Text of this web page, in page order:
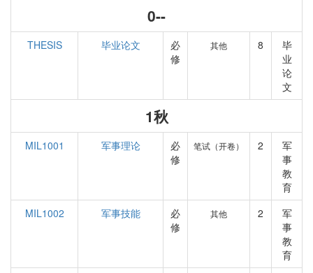
0--
THESIS 毕业论文
必
修
其他 8
毕
业
论
文
1秋
MIL1001 军事理论
必
修
笔试（开卷） 2
军
事
教
育
MIL1002
军事技能
必
修
其他 2
军
事
教
育